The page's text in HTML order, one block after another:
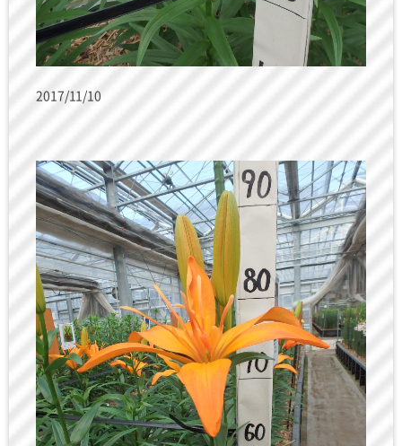
2017/11/10